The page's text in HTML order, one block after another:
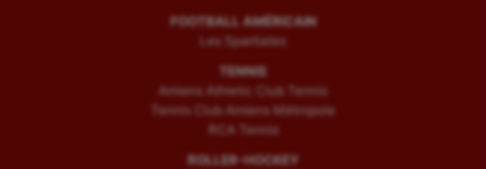
FOOTBALL AMÉRICAIN
Les Spartiates
TENNIS
Amiens Athletic Club Tennis
Tennis Club Amiens Métropole
RCA Tennis
ROLLER-HOCKEY